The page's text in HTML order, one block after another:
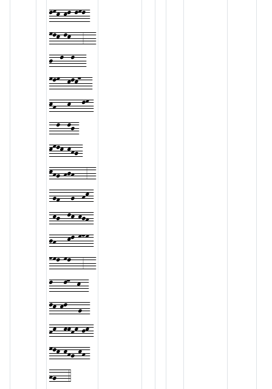
lmk-kl-lml-
mlk-lk---3---
j--l--l---
mlm--klk7---
kh---k---lm-
--l--lj-
kmlk-khg-
khg-hjh---3--
-gf---g--hk-
-kj--lk-kjh-
jh---kl-mnm-
nml-ml---3---
l---l7--k--
lk-kl---g--
hk--kkhk-jk-
mlk-khg-kh-
hg---4